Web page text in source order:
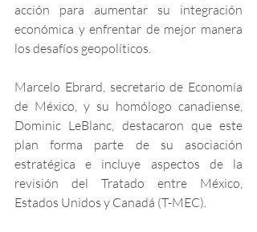
acción para aumentar su integración
económica y enfrentar de mejor manera
los desafíos geopolíticos.
Marcelo Ebrard, secretario de Economía
de México, y su homólogo canadiense,
Dominic LeBlanc, destacaron que este
plan forma parte de su asociación
estratégica e incluye aspectos de la
revisión del Tratado entre México,
Estados Unidos y Canadá (T-MEC).